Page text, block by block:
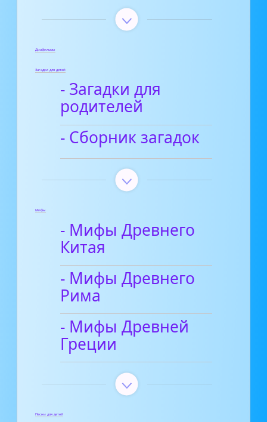
Диафильмы
Загадки для детей
- Загадки для
родителей
- Сборник загадок
Мифы
- Мифы Древнего
Китая
- Мифы Древнего
Рима
- Мифы Древней
Греции
Песни для детей